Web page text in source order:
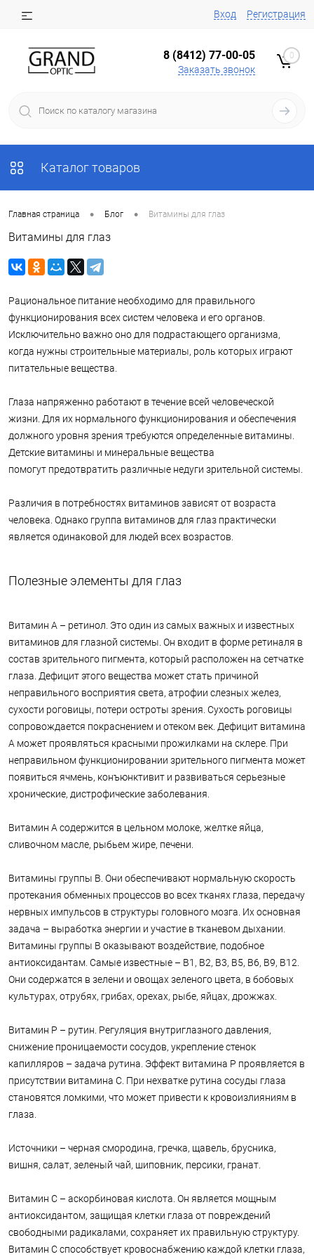
Вход Регистрация
8 (8412) 77-00-05
Заказать звонок
0
Каталог товаров
Главная страница • Блог • Витамины для глаз
Витамины для глаз
Рациональное питание необходимо для правильного
функционирования всех систем человека и его органов.
Исключительно важно оно для подрастающего организма,
когда нужны строительные материалы, роль которых играют
питательные вещества.
Глаза напряженно работают в течение всей человеческой
жизни. Для их нормального функционирования и обеспечения
должного уровня зрения требуются определенные витамины.
Детские витамины и минеральные вещества
помогут предотвратить различные недуги зрительной системы.
Различия в потребностях витаминов зависят от возраста
человека. Однако группа витаминов для глаз практически
является одинаковой для людей всех возрастов.
Полезные элементы для глаз
Витамин А – ретинол. Это один из самых важных и известных
витаминов для глазной системы. Он входит в форме ретиналя в
состав зрительного пигмента, который расположен на сетчатке
глаза. Дефицит этого вещества может стать причиной
неправильного восприятия света, атрофии слезных желез,
сухости роговицы, потери остроты зрения. Сухость роговицы
сопровождается покраснением и отеком век. Дефицит витамина
А может проявляться красными прожилками на склере. При
неправильном функционировании зрительного пигмента может
появиться ячмень, конъюнктивит и развиваться серьезные
хронические, дистрофические заболевания.
Витамин А содержится в цельном молоке, желтке яйца,
сливочном масле, рыбьем жире, печени.
Витамины группы В. Они обеспечивают нормальную скорость
протекания обменных процессов во всех тканях глаза, передачу
нервных импульсов в структуры головного мозга. Их основная
задача – выработка энергии и участие в тканевом дыхании.
Витамины группы В оказывают воздействие, подобное
антиоксидантам. Самые известные – В1, В2, В3, В5, В6, В9, В12.
Они содержатся в зелени и овощах зеленого цвета, в бобовых
культурах, отрубях, грибах, орехах, рыбе, яйцах, дрожжах.
Витамин Р – рутин. Регуляция внутриглазного давления,
снижение проницаемости сосудов, укрепление стенок
капилляров – задача рутина. Эффект витамина Р проявляется в
присутствии витамина С. При нехватке рутина сосуды глаза
становятся ломкими, что может привести к кровоизлияниям в
глаза.
Источники – черная смородина, гречка, щавель, брусника,
вишня, салат, зеленый чай, шиповник, персики, гранат.
Витамин С – аскорбиновая кислота. Он является мощным
антиоксидантом, защищая клетки глаза от повреждений
свободными радикалами, сохраняет их правильную структуру.
Витамин С способствует кровоснабжению каждой клетки глаза,